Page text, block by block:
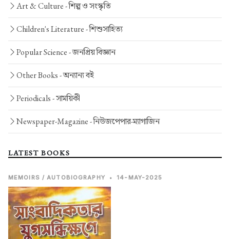
Art & Culture -শিল্প ও সংস্কৃতি
Children's Literature -শিশুসাহিত্য
Popular Science -জনপ্রিয় বিজ্ঞান
Other Books -অন্যান্য বই
Periodicals -সাময়িকী
Newspaper-Magazine -নিউজপেপার-ম্যাগাজিন
LATEST BOOKS
MEMOIRS / AUTOBIOGRAPHY • 14-MAY-2025